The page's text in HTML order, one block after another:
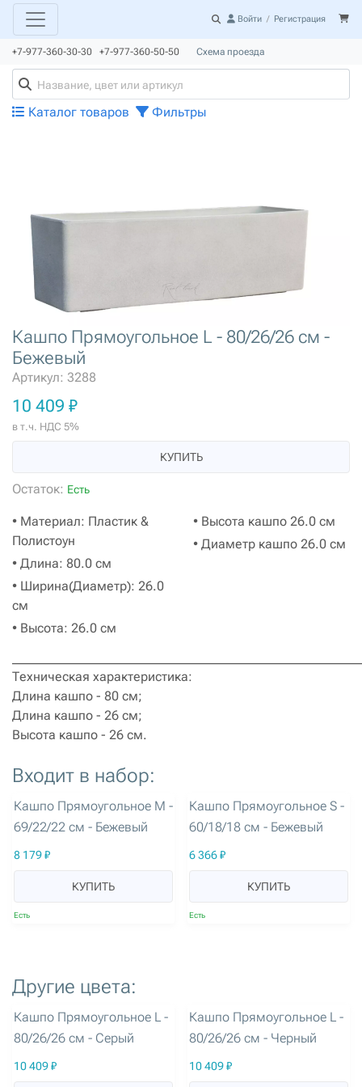
Войти / Регистрация
+7-977-360-30-30 +7-977-360-50-50 Схема проезда
Каталог товаров Фильтры
Кашпо Прямоугольное L - 80/26/26 см -
Бежевый
Артикул: 3288
10 409 ₽
в т.ч. НДС 5%
КУПИТЬ
Остаток: Есть
• Материал: Пластик &
Полистоун
• Длина: 80.0 см
• Ширина(Диаметр): 26.0
см
• Высота: 26.0 см
• Высота кашпо 26.0 см
• Диаметр кашпо 26.0 см
Техническая характеристика:
Длина кашпо - 80 см;
Длина кашпо - 26 см;
Высота кашпо - 26 см.
Входит в набор:
артикул: 3289
Кашпо Прямоугольное M -
69/22/22 см - Бежевый
8 179 ₽
КУПИТЬ
Есть
Кашпо Прямоугольное S -
60/18/18 см - Бежевый
6 366 ₽
КУПИТЬ
Есть
Другие цвета:
артикул: 3291
Кашпо Прямоугольное L -
80/26/26 см - Серый
10 409 ₽
Кашпо Прямоугольное L -
80/26/26 см - Черный
10 409 ₽